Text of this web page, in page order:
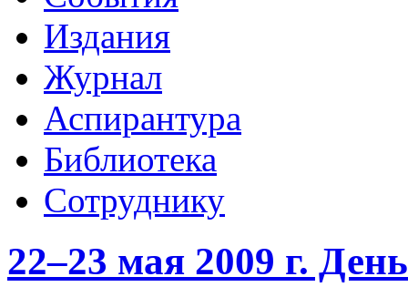
Издания
Журнал
Аспирантура
Библиотека
Сотруднику
22–23 мая 2009 г.